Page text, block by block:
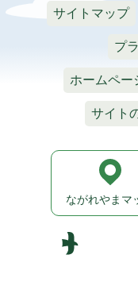
サイトマップ
プ
ホームペー
サイト
ながれやまマ